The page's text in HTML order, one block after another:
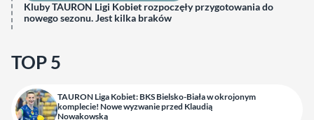
Kluby TAURON Ligi Kobiet rozpoczęły przygotowania do
nowego sezonu. Jest kilka braków
TOP 5
TAURON Liga Kobiet: BKS Bielsko-Biała w okrojonym
komplecie! Nowe wyzwanie przed Klaudią
Nowakowską